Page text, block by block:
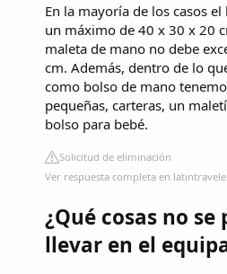
En la mayoría de los casos
un máximo de 40 x 30 x 20
maleta de mano no debe
cm. Además, dentro de lo
como bolso de mano
pequeñas, carteras, un
bolso para bebé.
Solicitud de eliminación
Ver respuesta completa en
¿Qué cosas no se
llevar en el